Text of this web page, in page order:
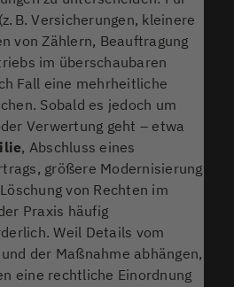
(z. B. Versicherungen, kleinere
von Zählern, Beauftragung
im überschaubaren
Fall eine mehrheitliche
Sobald es jedoch um
Verwertung geht – etwa
, Abschluss eines
größere Modernisierung
von Rechten im
Praxis häufig
Weil Details vom
der Maßnahme abhängen,
eine rechtliche Einordnung